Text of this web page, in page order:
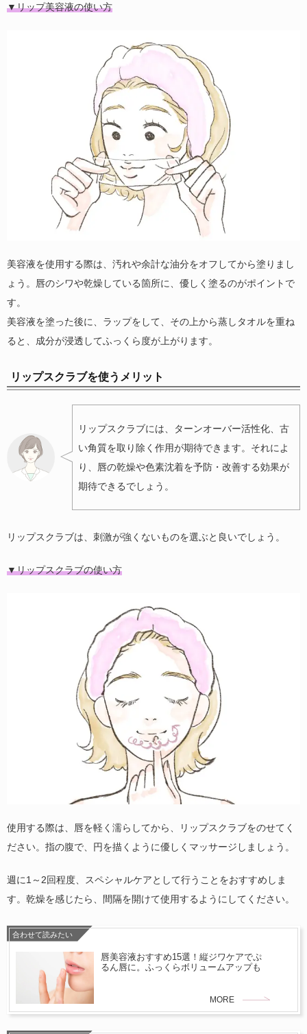
▼リップ美容液の使い方
美容液を使用する際は、汚れや余計な油分をオフしてから塗りまし
ょう。唇のシワや乾燥している箇所に、優しく塗るのがポイントで
す。
美容液を塗った後に、ラップをして、その上から蒸しタオルを重ね
ると、成分が浸透してふっくら度が上がります。
リップスクラブを使うメリット
リップスクラブには、ターンオーバー活性化、古
い角質を取り除く作用が期待できます。それによ
り、唇の乾燥や色素沈着を予防・改善する効果が
期待できるでしょう。
リップスクラブは、刺激が強くないものを選ぶと良いでしょう。
▼リップスクラブの使い方
使用する際は、唇を軽く濡らしてから、リップスクラブをのせてく
ださい。指の腹で、円を描くように優しくマッサージしましょう。
週に1～2回程度、スペシャルケアとして行うことをおすすめしま
す。乾燥を感じたら、間隔を開けて使用するようにしてください。
合わせて読みたい
唇美容液おすすめ15選！縦ジワケアでぷ
るん唇に。ふっくらボリュームアップも
MORE